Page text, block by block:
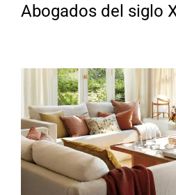
Abogados del siglo